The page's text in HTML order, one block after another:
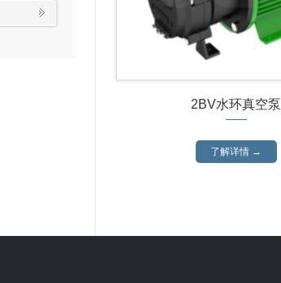
2BV水环真空泵
了解详情 →